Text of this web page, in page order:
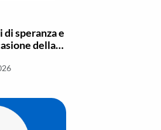
speranza e
della